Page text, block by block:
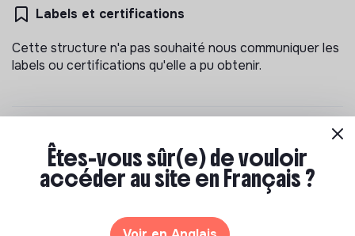
Labels et certifications
Cette structure n'a pas souhaité nous communiquer les
labels ou certifications qu'elle a pu obtenir.
Documents
N'a pas encore communiqué de documents de
Êtes-vous sûr(e) de vouloir
accéder au site en Français ?